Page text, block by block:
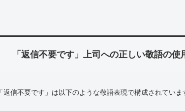
「返信不要です」上司への正しい敬語の使
「返信不要です」は以下のような敬語表現で構成されていま